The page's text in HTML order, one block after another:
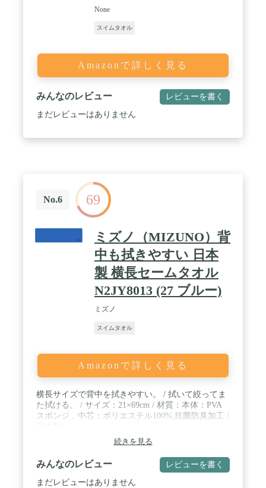
ールダウンや猛暑時の熱中症対策にも最適です。ス
イムタオルとしての機能はもちろん、吸水タオル・
None
スイムタオル
Amazonで詳しく見る
みんなのレビュー レビューを書く
まだレビューはありません
No.6 69
ミズノ（MIZUNO）背
中も拭きやすい 日本
製 横長セームタオル
N2JY8013 (27 ブルー)
ミズノ
スイムタオル
Amazonで詳しく見る
横長サイズで背中を拭きやすい。 / 拭いて絞ってま
た拭ける。 / サイズ：21×69cm / 材質：本体：PVA
スポンジ，中芯：ポリエステル100%,抗菌防臭加工 /
続きを見る
みんなのレビュー レビューを書く
まだレビューはありません